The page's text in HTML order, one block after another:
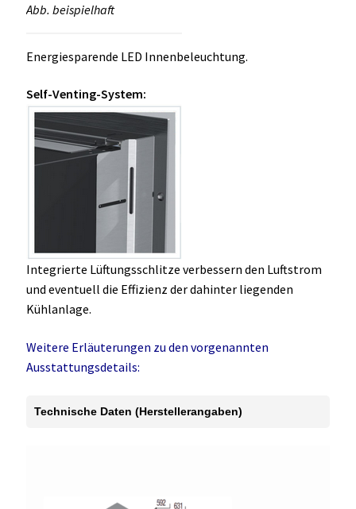
Abb. beispielhaft
Energiesparende LED Innenbeleuchtung.
Self-Venting-System:
Integrierte Lüftungsschlitze verbessern den Luftstrom
und eventuell die Effizienz der dahinter liegenden
Kühlanlage.
Weitere Erläuterungen zu den vorgenannten
Ausstattungsdetails:
Technische Daten (Herstellerangaben)